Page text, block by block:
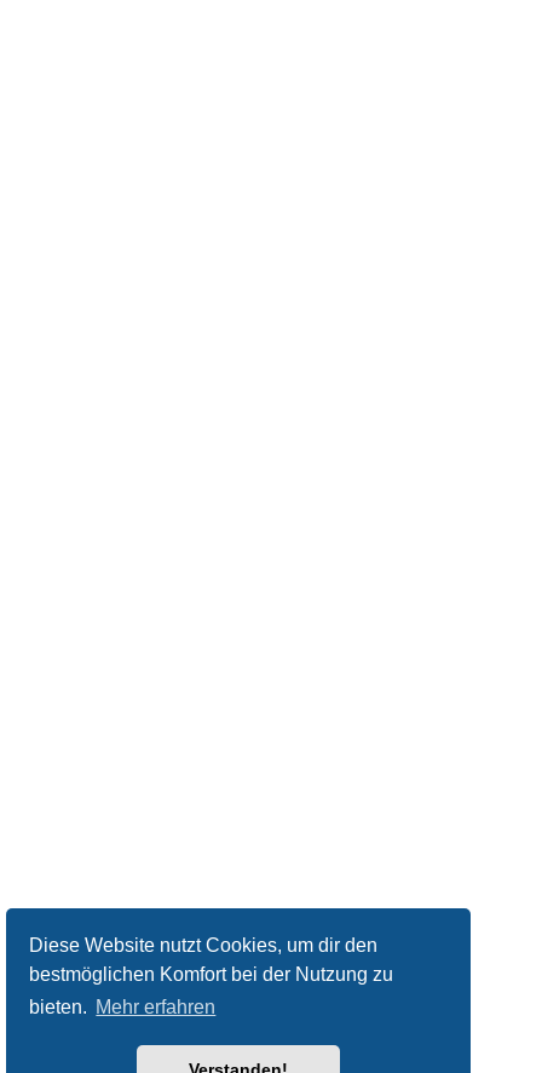
Diese Website nutzt Cookies, um dir den
bestmöglichen Komfort bei der Nutzung zu
bieten. Mehr erfahren